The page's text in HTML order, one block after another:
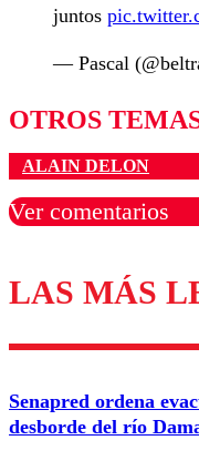
juntos
— Pascal
OTROS
ALAIN DELON
Ver comentarios
Los comentarios
Correo
LAS MÁS
Senapred ordena
desborde del río